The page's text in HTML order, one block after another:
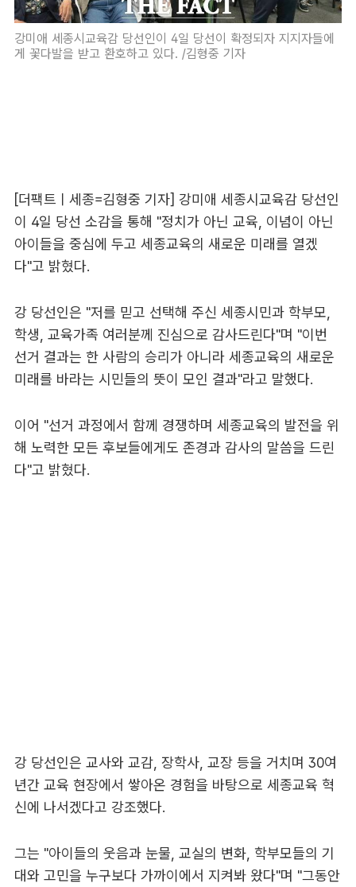
강미애 세종시교육감 당선인이 4일 당선이 확정되자 지지자들에
게 꽃다발을 받고 환호하고 있다. /김형중 기자
[더팩트ㅣ세종=김형중 기자] 강미애 세종시교육감 당선인
이 4일 당선 소감을 통해 "정치가 아닌 교육, 이념이 아닌
아이들을 중심에 두고 세종교육의 새로운 미래를 열겠
다"고 밝혔다.
강 당선인은 "저를 믿고 선택해 주신 세종시민과 학부모,
학생, 교육가족 여러분께 진심으로 감사드린다"며 "이번
선거 결과는 한 사람의 승리가 아니라 세종교육의 새로운
미래를 바라는 시민들의 뜻이 모인 결과"라고 말했다.
이어 "선거 과정에서 함께 경쟁하며 세종교육의 발전을 위
해 노력한 모든 후보들에게도 존경과 감사의 말씀을 드린
다"고 밝혔다.
강 당선인은 교사와 교감, 장학사, 교장 등을 거치며 30여
년간 교육 현장에서 쌓아온 경험을 바탕으로 세종교육 혁
신에 나서겠다고 강조했다.
그는 "아이들의 웃음과 눈물, 교실의 변화, 학부모들의 기
대와 고민을 누구보다 가까이에서 지켜봐 왔다"며 "그동안